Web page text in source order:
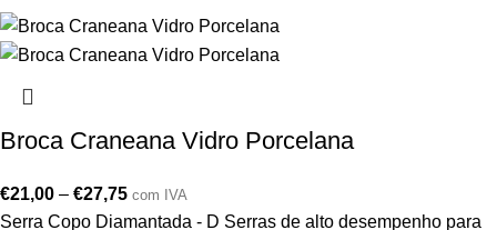
Broca Craneana Vidro Porcelana
€21,00 – €27,75 com IVA
Serra Copo Diamantada - D Serras de alto desempenho para